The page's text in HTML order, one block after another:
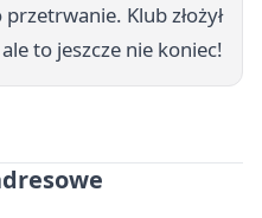
Klub złożył
to jeszcze nie koniec!